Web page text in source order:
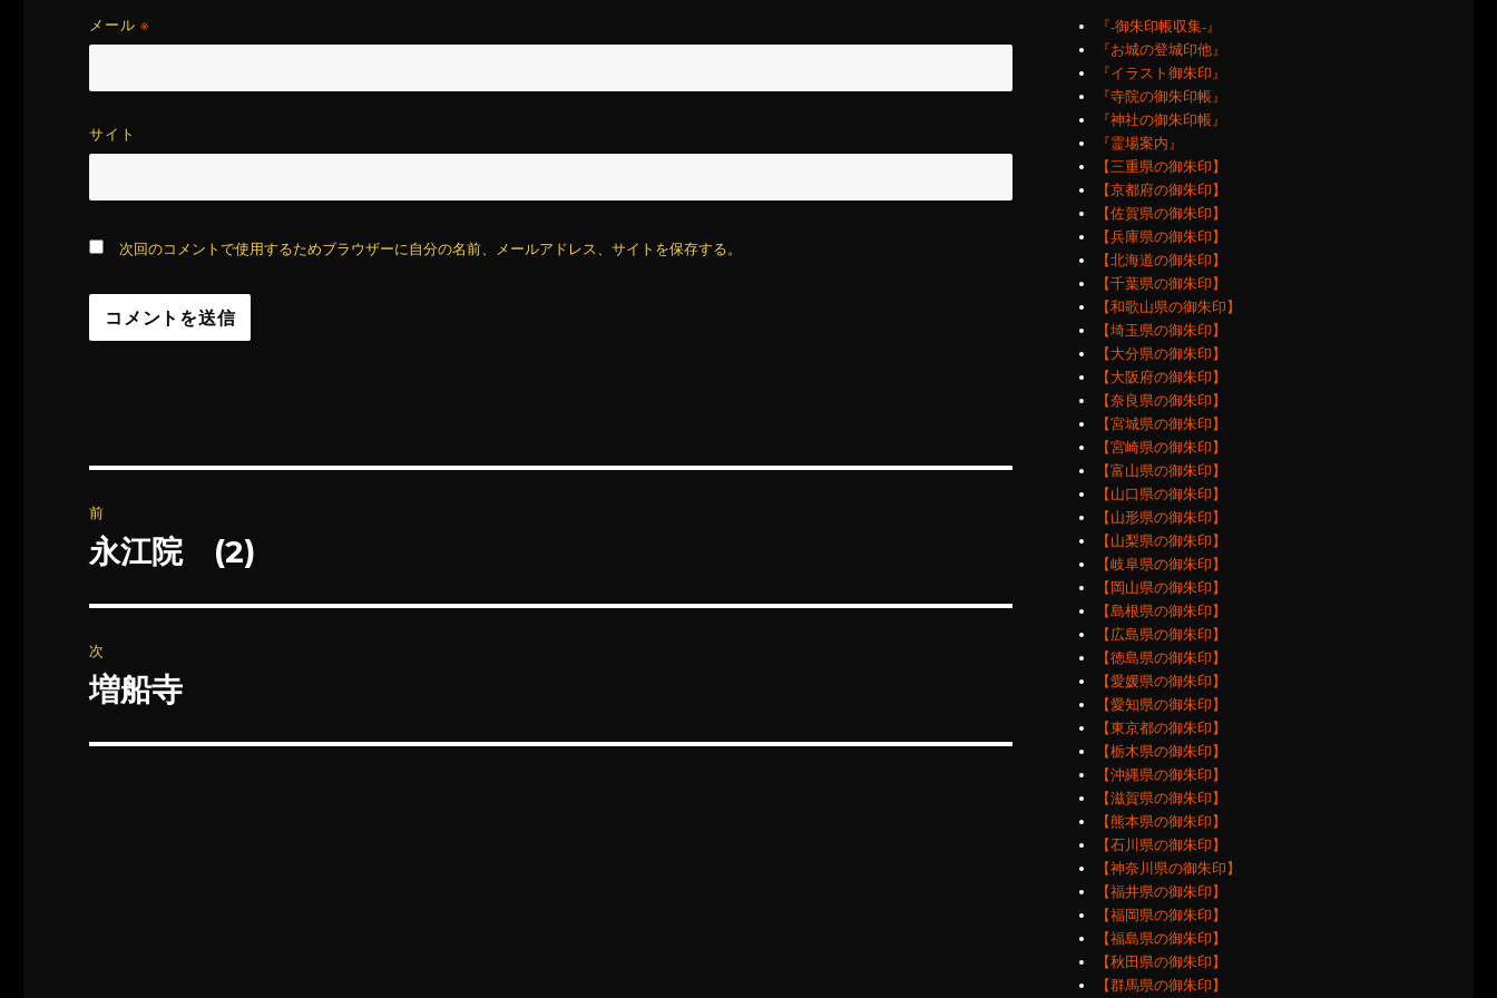
メール※
サイト
次回のコメントで使用するためブラウザーに自分の名前、メールアドレス、サイトを保存する。
稿
ゲ
前
前
投
稿:
永江院 (2)
次
次
投
増船寺
『‐御朱印帳収集‐』
『お城の登城印他』
『イラスト御朱印』
『寺院の御朱印帳』
『神社の御朱印帳』
『霊場案内』
【三重県の御朱印】
【京都府の御朱印】
【佐賀県の御朱印】
【兵庫県の御朱印】
【北海道の御朱印】
【千葉県の御朱印】
【和歌山県の御朱印】
【埼玉県の御朱印】
【大分県の御朱印】
【大阪府の御朱印】
【奈良県の御朱印】
【宮城県の御朱印】
【宮崎県の御朱印】
【富山県の御朱印】
【山口県の御朱印】
【山形県の御朱印】
【山梨県の御朱印】
【岐阜県の御朱印】
【岡山県の御朱印】
【島根県の御朱印】
【広島県の御朱印】
【徳島県の御朱印】
【愛媛県の御朱印】
【愛知県の御朱印】
【東京都の御朱印】
【栃木県の御朱印】
【沖縄県の御朱印】
【滋賀県の御朱印】
【熊本県の御朱印】
【石川県の御朱印】
【神奈川県の御朱印】
【福井県の御朱印】
【福岡県の御朱印】
【福島県の御朱印】
【秋田県の御朱印】
【群馬県の御朱印】